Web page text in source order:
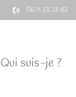
06.11.33.23.82
Qui suis-je ?